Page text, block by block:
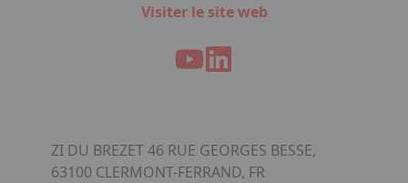
Visiter le site web
ZI DU BREZET 46 RUE GEORGES BESSE,
63100 CLERMONT-FERRAND, FR